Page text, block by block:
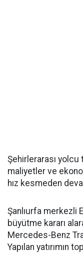
Şehirlerarası yolcu
maliyetler ve
hız kesmeden
Şanlıurfa merkezli
büyütme kararı
Mercedes-Benz
Yapılan yatırımın